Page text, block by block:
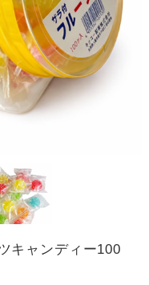
ャンディー100